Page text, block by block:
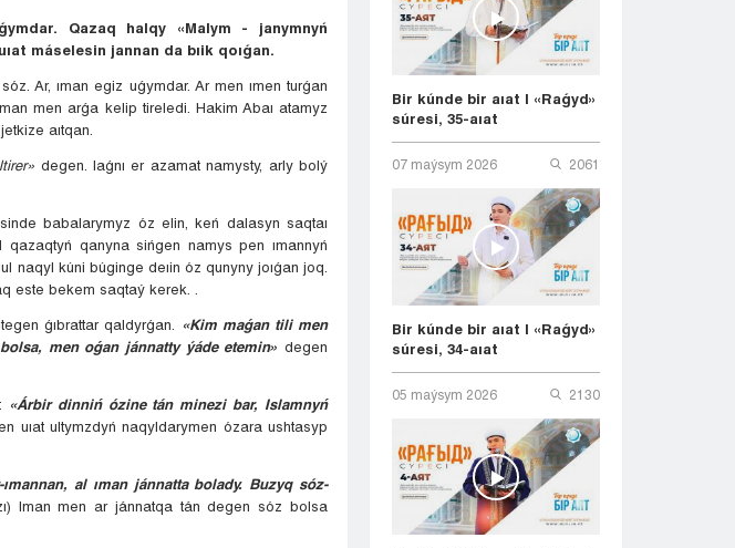
Qazaq halqy «Malym - janymnyń
máselesin jannan da bıik qoıǵan.
Ar, ıman egiz uǵymdar. Ar men ımen turǵan
men arǵa kelip tireledi. Hakim Abaı atamyz
aıtqan.
degen. Iaǵnı er azamat namysty, arly bolý
babalarymyz óz elin, keń dalasyn saqtaı
qanyna sińgen namys pen ımannyń
naqyl kúni búginge deıin óz qunyny joıǵan joq.
este bekem saqtaý kerek. .
ǵıbrattar qaldyrǵan.
«Kim maǵan tili men
men oǵan jánnatty ýáde etemin» degen
«Árbir dinniń ózine tán minezi bar, Islamnyń
uıat ultymzdyń naqyldarymen ózara ushtasyp
ımannan, al ıman jánnatta bolady. Buzyq sóz-
Iman men ar jánnatqa tán degen sóz bolsa
Bir kúnde bir aıat | «Raǵyd»
súresi, 35-aıat
07 maýsym 2026 2061
Bir kúnde bir aıat | «Raǵyd»
súresi, 34-aıat
05 maýsym 2026 2130